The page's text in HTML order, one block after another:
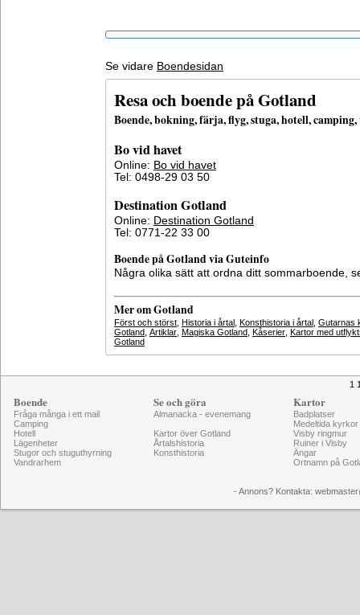
Se vidare Boendesidan
Resa och boende på Gotland
Boende, bokning, färja, flyg, stuga, hotell,
Bo vid havet
Online: Bo vid havet
Tel: 0498-29 03 50
Destination Gotland
Online: Destination Gotland
Tel: 0771-22 33 00
Boende på Gotland via Guteinfo
Några olika sätt att ordna ditt sommarboende,
Mer om Gotland
Först och störst Historia i årtal Konsthistoria i årtal Gutarnas
Gotland Artiklar Magiska Gotland Kåserier Kartor med
Gotland
1
Boende
Fråga många i ett mail
Camping
Hotell
Lägenheter
Stugor och stuguthyrning
Vandrarhem
Se och göra
Almanacka - evenemang
Kartor över Gotland
Årtalshistoria
Konsthistoria
Kartor
Badplatser
Medeltida kyrkor
Visby ringmur
Ruiner i Visby
Ängar
Ortnamn på
- Annons? Kontakta: